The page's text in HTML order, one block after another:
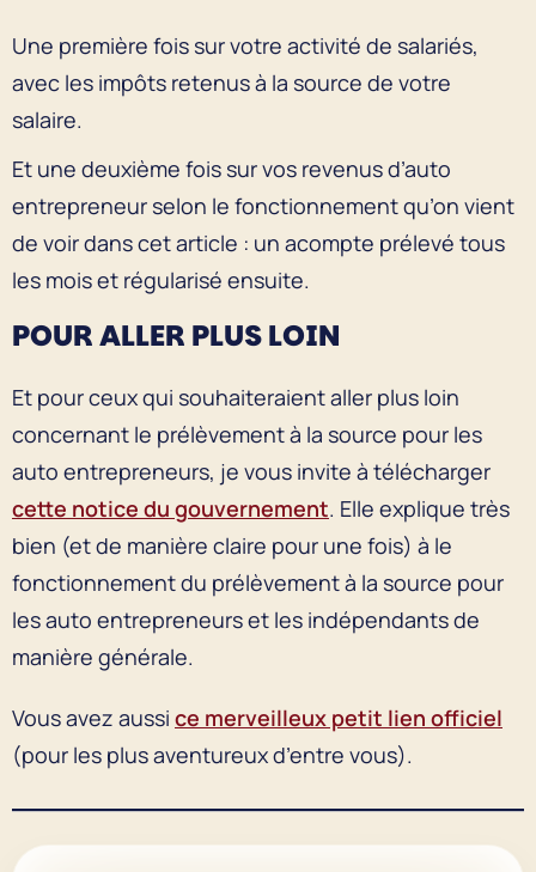
Une première fois sur votre activité de salariés,
avec les impôts retenus à la source de votre
salaire.
Et une deuxième fois sur vos revenus d’auto
entrepreneur selon le fonctionnement qu’on vient
de voir dans cet article : un acompte prélevé tous
les mois et régularisé ensuite.
POUR ALLER PLUS LOIN
Et pour ceux qui souhaiteraient aller plus loin
concernant le prélèvement à la source pour les
auto entrepreneurs, je vous invite à télécharger
cette notice du gouvernement. Elle explique très
bien (et de manière claire pour une fois) à le
fonctionnement du prélèvement à la source pour
les auto entrepreneurs et les indépendants de
manière générale.
Vous avez aussi ce merveilleux petit lien officiel
(pour les plus aventureux d’entre vous).